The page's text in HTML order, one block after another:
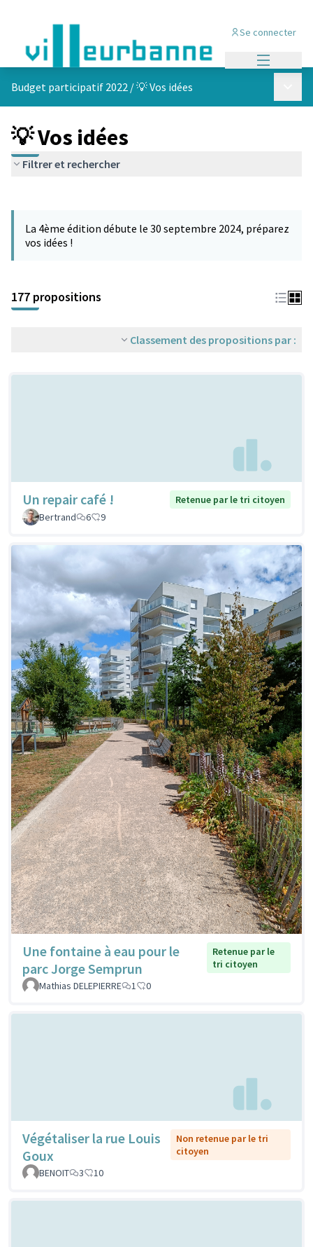
Se connecter
Budget participatif 2022 /💡 Vos idées
💡 Vos idées
Filtrer et rechercher
−
La 4ème édition débute le 30 septembre 2024, préparez
vos idées !
177 propositions
Classement des propositions par :
Un repair café !
Retenue par le tri citoyen
Bertrand
6 9
Une fontaine à eau pour le
parc Jorge Semprun
Retenue par le
tri citoyen
Mathias DELEPIERRE
1 0
Végétaliser la rue Louis
Goux
Non retenue par le tri
citoyen
BENOIT
3 10